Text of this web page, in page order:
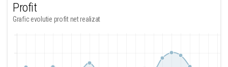
Profit
Grafic evolutie profit net realizat